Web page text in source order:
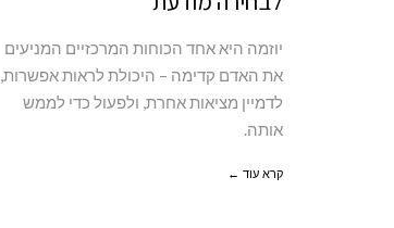
יוזמה היא אחד הכוחות המרכזיים המניעים
את האדם קדימה – היכולת לראות אפשרות,
לדמיין מציאות אחרת, ולפעול כדי לממש
אותה.
קרא עוד ←